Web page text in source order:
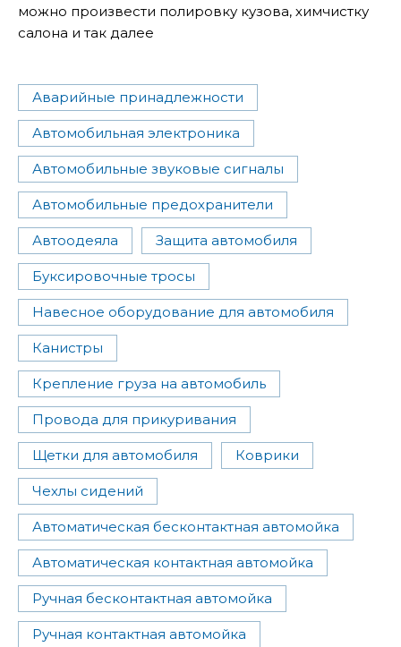
можно произвести полировку кузова, химчистку
салона и так далее
Аварийные принадлежности
Автомобильная электроника
Автомобильные звуковые сигналы
Автомобильные предохранители
Автоодеяла Защита автомобиля
Буксировочные тросы
Навесное оборудование для автомобиля
Канистры
Крепление груза на автомобиль
Провода для прикуривания
Щетки для автомобиля Коврики
Чехлы сидений
Автоматическая бесконтактная автомойка
Автоматическая контактная автомойка
Ручная бесконтактная автомойка
Ручная контактная автомойка